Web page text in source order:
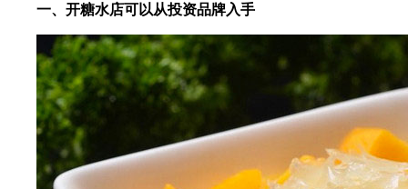
一、开糖水店可以从投资品牌入手